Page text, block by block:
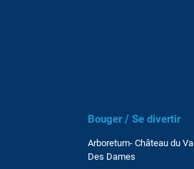
Bouger / Se divertir
Arboretum- Château du Val
Des Dames